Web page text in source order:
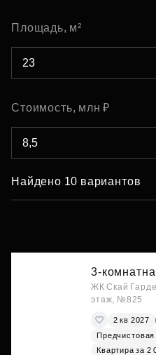
Площадь, м²
Стоимость, млн ₽
Найдено 10 вариантов
3-
ЖК Скай
этаж, №825
2 кв 2027
Предчистовая
Квартира за 2